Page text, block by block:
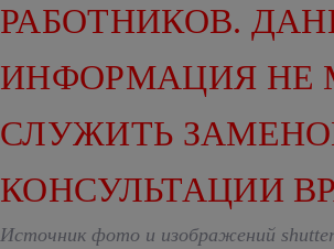
РАБОТНИКОВ.
ИНФОРМАЦИЯ НЕ
СЛУЖИТЬ
КОНСУЛЬТАЦИИ
Источник фото и изображений